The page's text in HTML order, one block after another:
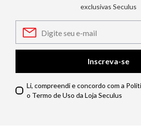
exclusivas Seculus
Inscreva-se
Li, compreendi e concordo com a
o Termo de Uso da Loja Seculus